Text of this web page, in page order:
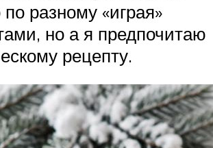
по разному «играя»
но а я предпочитаю
рецепту.